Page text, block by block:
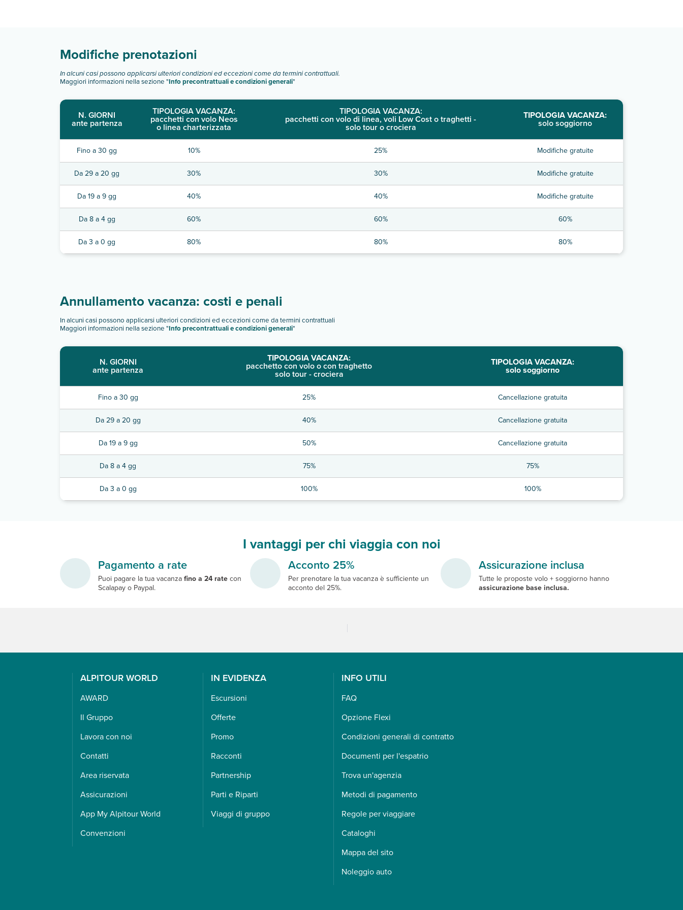
Modifiche prenotazioni
In alcuni casi possono applicarsi ulteriori condizioni ed eccezioni come da termini contrattuali.
Maggiori informazioni nella sezione "Info precontrattuali e condizioni generali"
N. GIORNI
ante partenza
TIPOLOGIA VACANZA:
pacchetti con volo Neos
o linea charterizzata
TIPOLOGIA VACANZA:
pacchetti con volo di linea, voli Low Cost o traghetti -
solo tour o crociera
TIPOLOGIA VACANZA:
solo soggiorno
Fino a 30 gg 10% 25% Modifiche gratuite
Da 29 a 20 gg 30% 30% Modifiche gratuite
Da 19 a 9 gg 40% 40% Modifiche gratuite
Da 8 a 4 gg 60% 60% 60%
Da 3 a 0 gg 80% 80% 80%
Annullamento vacanza: costi e penali
In alcuni casi possono applicarsi ulteriori condizioni ed eccezioni come da termini contrattuali
Maggiori informazioni nella sezione "Info precontrattuali e condizioni generali"
N. GIORNI
ante partenza
TIPOLOGIA VACANZA:
pacchetto con volo o con traghetto
solo tour - crociera
TIPOLOGIA VACANZA:
solo soggiorno
Fino a 30 gg 25% Cancellazione gratuita
Da 29 a 20 gg 40% Cancellazione gratuita
Da 19 a 9 gg 50% Cancellazione gratuita
Da 8 a 4 gg 75% 75%
Da 3 a 0 gg 100% 100%
I vantaggi per chi viaggia con noi
Pagamento a rate
Puoi pagare la tua vacanzafino a 24 ratecon
Scalapay o Paypal.
Acconto 25%
Per prenotare la tua vacanza è sufficiente un
acconto del 25%.
Assicurazione inclusa
Tutte le proposte volo + soggiorno hanno
assicurazione base inclusa.
ALPITOUR WORLD
AWARD
Il Gruppo
Lavora con noi
Contatti
Area riservata
Assicurazioni
App My Alpitour World
Convenzioni
IN EVIDENZA
Escursioni
Offerte
Promo
Racconti
Partnership
Parti e Riparti
Viaggi di gruppo
INFO UTILI
FAQ
Opzione Flexi
Condizioni generali di contratto
Documenti per l'espatrio
Trova un'agenzia
Metodi di pagamento
Regole per viaggiare
Cataloghi
Mappa del sito
Noleggio auto